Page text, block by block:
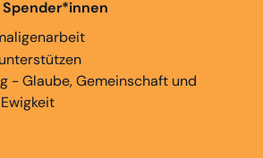
- Glaube, Gemeinschaft und